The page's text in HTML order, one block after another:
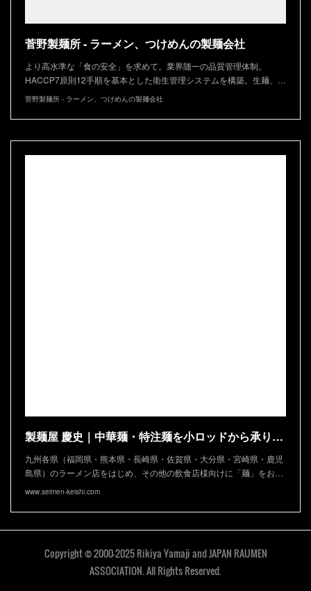
菅野製麺所 - ラーメン、つけめんの製麺会社
より高水準な「食の安全」を求めて。業界随一の品質管理体制。
HACCP7原則12手順を基本とした衛生管理システムを構築。生麺、…
菅野製麺所 - ラーメン、つけめんの製麺会社
製麺屋 慶史｜中華麺・特注麺を小ロッドから承ります
九州各県（福岡県・熊本県・長崎県・佐賀県・大分県・宮崎県・鹿児
島県）のラーメン店をはじめ、その他の飲食店様向けに「麺」をお…
www.seimen-keishi.com
Copyright © 2000-2025 Rikiya Yamaji and JAPAN RAUMEN
ASSOCIATION. All Rights Reserved.